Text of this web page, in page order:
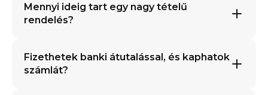
Mennyi ideig tart egy nagy tételű
rendelés?
Fizethetek banki átutalással, és kaphatok
számlát?